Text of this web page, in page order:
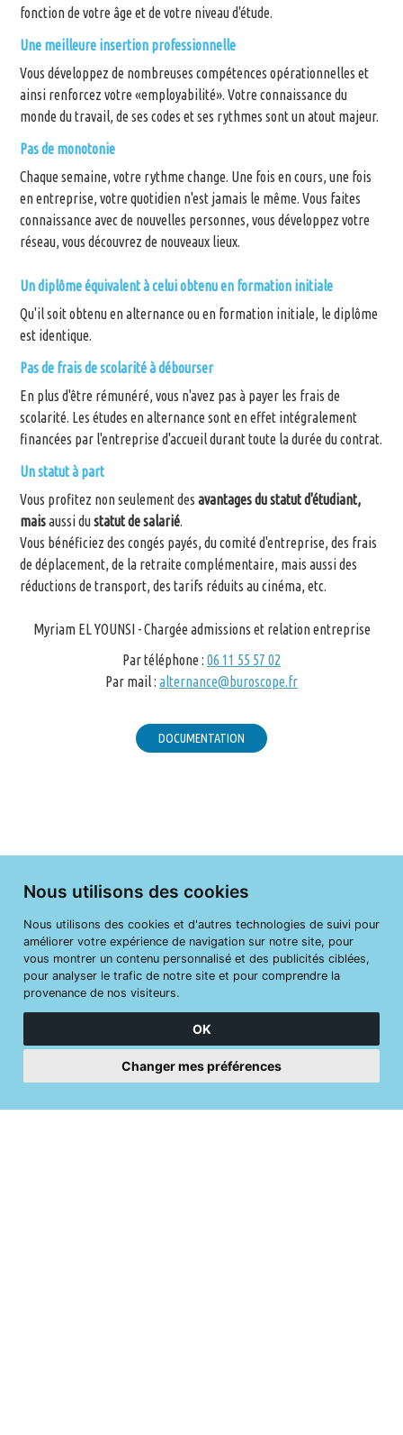
Nous utilisons des cookies
Nous utilisons des cookies et d'autres technologies de suivi pour
améliorer votre expérience de navigation sur notre site, pour
vous montrer un contenu personnalisé et des publicités ciblées,
pour analyser le trafic de notre site et pour comprendre la
provenance de nos visiteurs.
OK
Changer mes préférences
fonction de votre âge et de votre niveau d'étude.
Une meilleure insertion professionnelle
Vous développez de nombreuses compétences opérationnelles et
ainsi renforcez votre «employabilité». Votre connaissance du
monde du travail, de ses codes et ses rythmes sont un atout majeur.
Pas de monotonie
Chaque semaine, votre rythme change. Une fois en cours, une fois
en entreprise, votre quotidien n'est jamais le même. Vous faites
connaissance avec de nouvelles personnes, vous développez votre
réseau, vous découvrez de nouveaux lieux.
Un diplôme équivalent à celui obtenu en formation initiale
Qu'il soit obtenu en alternance ou en formation initiale, le diplôme
est identique.
Pas de frais de scolarité à débourser
En plus d'être rémunéré, vous n'avez pas à payer les frais de
scolarité. Les études en alternance sont en effet intégralement
financées par l'entreprise d'accueil durant toute la durée du contrat.
Un statut à part
Vous profitez non seulement desavantages du statut d'étudiant,
maisaussi dustatut de salarié.
Vous bénéficiez des congés payés, du comité d'entreprise, des frais
de déplacement, de la retraite complémentaire, mais aussi des
réductions de transport, des tarifs réduits au cinéma, etc.
Myriam EL YOUNSI - Chargée admissions et relation entreprise
Par téléphone : 06 11 55 57 02
Par mail : alternance@buroscope.fr
DOCUMENTATION